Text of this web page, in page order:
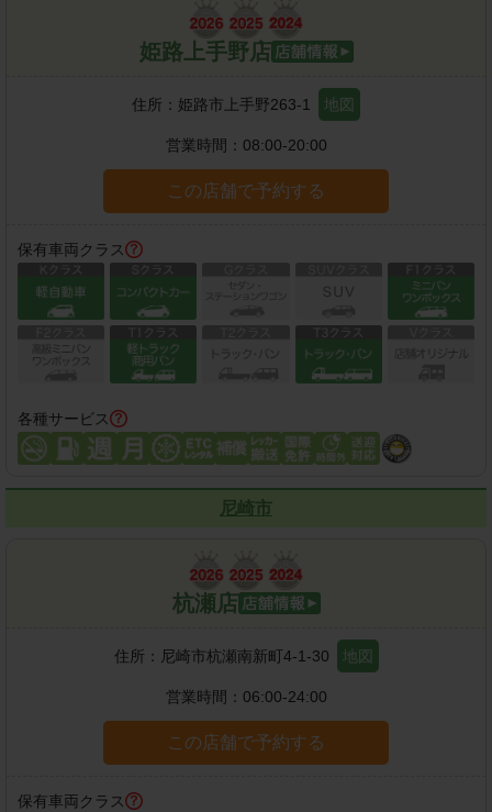
姫路上手野店
住所： 姫路市上手野263-1 地図
営業時間： 08:00-20:00
この店舗で予約する
保有車両クラス
各種サービス
尼崎市
杭瀬店
住所： 尼崎市杭瀬南新町4-1-30 地図
営業時間： 06:00-24:00
この店舗で予約する
保有車両クラス